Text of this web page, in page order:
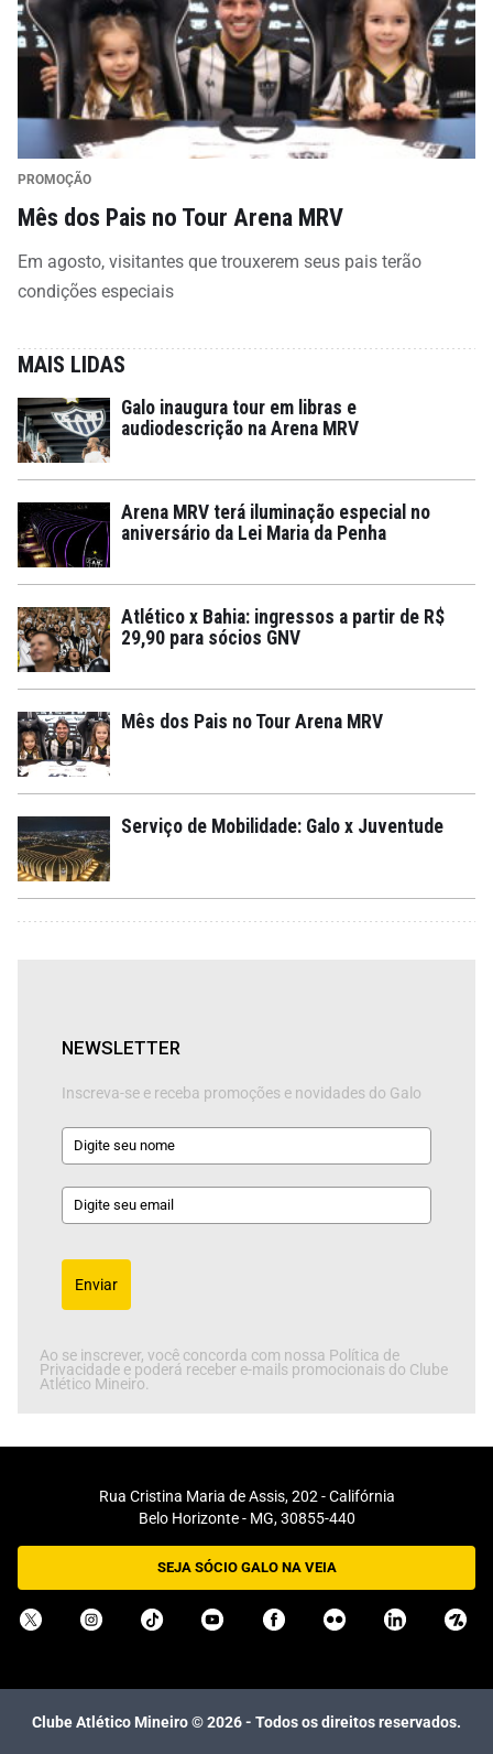
PROMOÇÃO
Mês dos Pais no Tour Arena MRV
Em agosto, visitantes que trouxerem seus pais terão
condições especiais
MAIS LIDAS
Galo inaugura tour em libras e
audiodescrição na Arena MRV
Arena MRV terá iluminação especial no
aniversário da Lei Maria da Penha
Atlético x Bahia: ingressos a partir de R$
29,90 para sócios GNV
Mês dos Pais no Tour Arena MRV
Serviço de Mobilidade: Galo x Juventude
NEWSLETTER
Inscreva-se e receba promoções e novidades do Galo
Enviar
Ao se inscrever, você concorda com nossa Política de
Privacidade e poderá receber e-mails promocionais do Clube
Atlético Mineiro.
Rua Cristina Maria de Assis, 202 - Califórnia
Belo Horizonte - MG, 30855-440
SEJA SÓCIO GALO NA VEIA
Clube Atlético Mineiro ©2026- Todos os direitos reservados.